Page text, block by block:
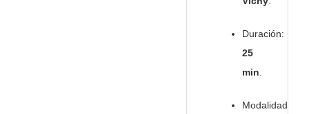
Duración:
25
min.
Modalidad: